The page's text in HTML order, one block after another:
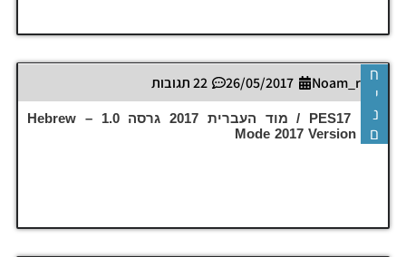
Noam_r
26/05/2017 22 תגובות
PES17 PC / מוד העברית 2017 גרסה 1.0 – Hebrew
Mode 2017 Version 1.0
ח
י
נ
ם